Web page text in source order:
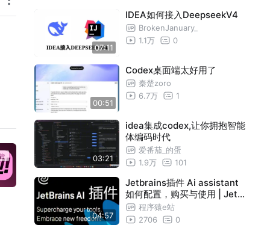
07:11
IDEA如何接入DeepseekV4
BrokenJanuary_
1.1万
0
00:51
Codex桌面端太好用了
秦楚zoro
6.7万
1
03:21
idea集成codex,让你拥抱智能
体编码时代
爱番茄_的蛋
1.9万
101
04:57
Jetbrains插件 Ai assistant
如何配置，购买与使用 | Jetb
程序猿e站
2706
0